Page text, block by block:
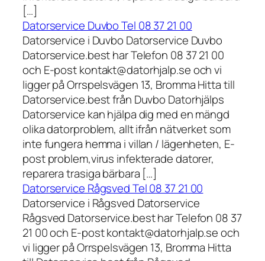
[…]
Datorservice Duvbo Tel 08 37 21 00
Datorservice i Duvbo Datorservice Duvbo
Datorservice.best har Telefon 08 37 21 00
och E-post kontakt@datorhjalp.se och vi
ligger på Orrspelsvägen 13, Bromma Hitta till
Datorservice.best från Duvbo Datorhjälps
Datorservice kan hjälpa dig med en mängd
olika datorproblem, allt ifrån nätverket som
inte fungera hemma i villan / lägenheten, E-
post problem,virus infekterade datorer,
reparera trasiga bärbara […]
Datorservice Rågsved Tel 08 37 21 00
Datorservice i Rågsved Datorservice
Rågsved Datorservice.best har Telefon 08 37
21 00 och E-post kontakt@datorhjalp.se och
vi ligger på Orrspelsvägen 13, Bromma Hitta